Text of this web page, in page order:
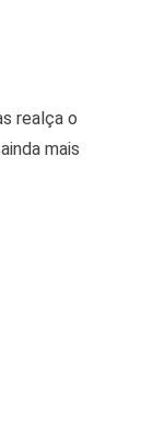
realça o
mais